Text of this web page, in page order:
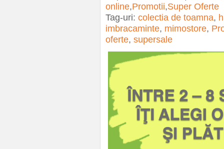
online,Promotii,Super Oferte
Tag-uri: colectia de toamna,
imbracaminte, mimostore,
oferte, supersale